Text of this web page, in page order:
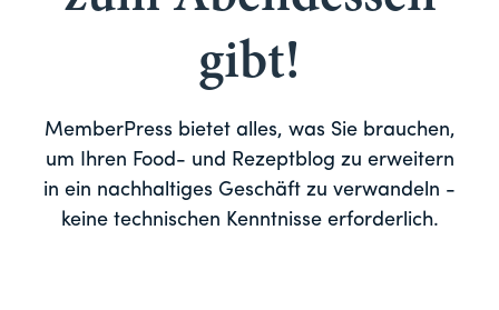
gibt!
MemberPress bietet alles, was Sie brauchen,
um Ihren Food- und Rezeptblog zu erweitern
in ein nachhaltiges Geschäft zu verwandeln -
keine technischen Kenntnisse erforderlich.